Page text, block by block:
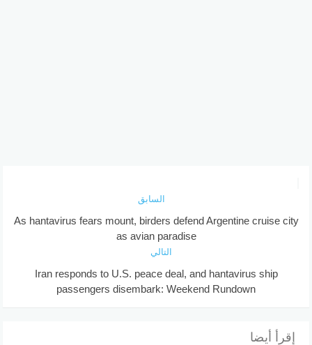
السابق
As hantavirus fears mount, birders defend Argentine cruise city
as avian paradise
التالي
Iran responds to U.S. peace deal, and hantavirus ship
passengers disembark: Weekend Rundown
إقرأ أيضا